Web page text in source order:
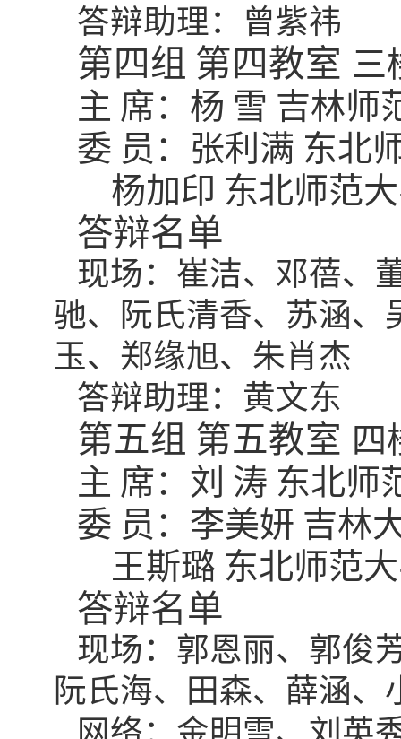
答辩助理：曾紫祎
第四组 第四教室 三
主 席：杨 雪 吉林师
委 员：张利满 东北
杨加印 东北师范
答辩名单
现场：崔洁、邓蓓、
驰、阮氏清香、苏涵、
玉、郑缘旭、朱肖杰
答辩助理：黄文东
第五组 第五教室 四
主 席：刘 涛 东北师
委 员：李美妍 吉林
王斯璐 东北师范
答辩名单
现场：郭恩丽、郭俊
阮氏海、田森、薛涵、